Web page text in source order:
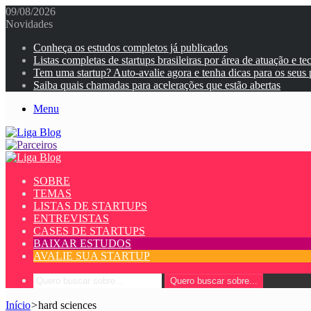
09/08/2026
Novidades
Conheça os estudos completos já publicados
Listas completas de startups brasileiras por área de atuação e
Tem uma startup? Auto-avalie agora e tenha dicas para os seus
Saiba quais chamadas para acelerações que estão abertas
Menu
SOBRE
TEMAS
LISTAS DE STARTUPS
ENTREVISTAS
CASES DE STARTUPS
BAIXAR ESTUDOS
AVALIE SUA STARTUP
Quero buscar sobre...
Início>hard sciences